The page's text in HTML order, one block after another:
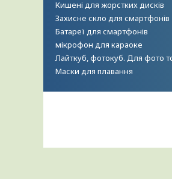
Кишені для жорстких дисків
Захисне скло для смартфонів
Батареї для смартфонів
мікрофон для караоке
Лайткуб, фотокуб. Для фото
Маски для плавання